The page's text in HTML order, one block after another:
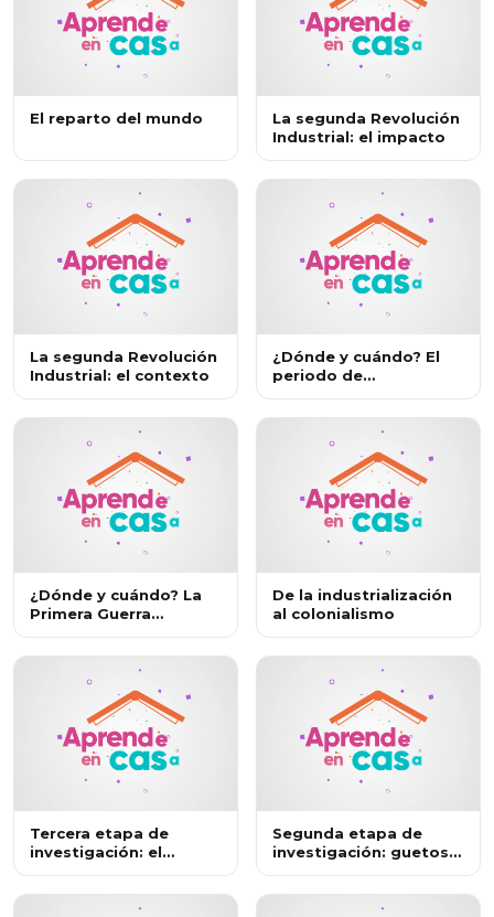
El reparto del mundo
La segunda Revolución
Industrial: el impacto
La segunda Revolución
Industrial: el contexto
¿Dónde y cuándo? El
periodo de
¿Dónde y cuándo? La
Primera Guerra
De la industrialización
al colonialismo
Tercera etapa de
investigación: el
Segunda etapa de
investigación: guetos,